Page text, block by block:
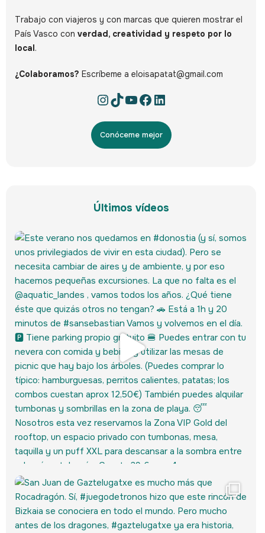
Trabajo con viajeros y con marcas que quieren mostrar el
País Vasco con verdad, creatividad y respeto por lo
local .
¿Colaboramos? Escríbeme a eloisapatat@gmail.com
Conóceme mejor
Últimos vídeos